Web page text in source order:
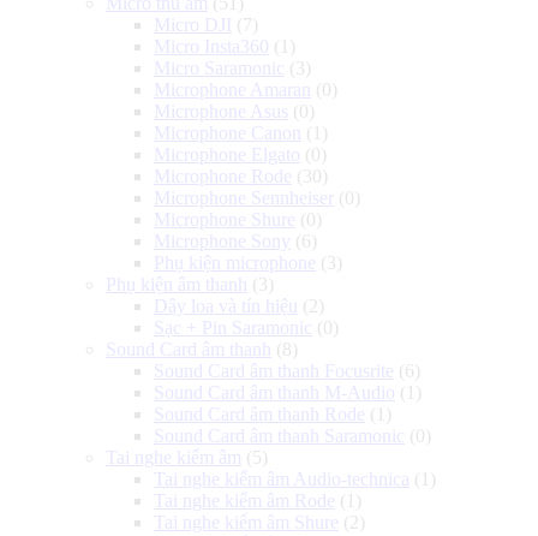
Micro DJI (7)
Micro Insta360 (1)
Micro Saramonic (3)
Microphone Amaran
(0)
Microphone Asus (0)
Microphone Canon
(1)
Microphone Elgato (0)
Microphone Rode (30)
Microphone Sennheiser
(0)
Microphone Shure (0)
Microphone Sony (6)
Phụ kiện microphone (3)
Phụ kiện âm thanh
(3)
Dây loa và tín hiệu
(2)
Sạc + Pin Saramonic (0)
Sound Card âm thanh
(8)
Sound Card âm thanh Focusrite (6)
Sound Card âm thanh M-Audio (1)
Sound Card âm thanh Rode (1)
Sound Card âm thanh Saramonic (0)
Tai nghe kiểm âm (5)
Tai nghe kiểm âm Audio-technica (1)
Tai nghe kiểm âm Rode (1)
Tai nghe kiểm âm Shure (2)